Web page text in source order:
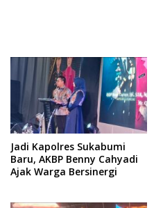
Jadi Kapolres Sukabumi
Baru, AKBP Benny Cahyadi
Ajak Warga Bersinergi